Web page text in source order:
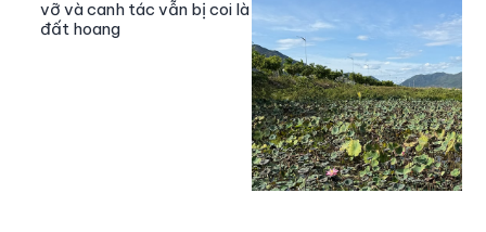
vỡ và canh tác vẫn bị coi là
đất hoang